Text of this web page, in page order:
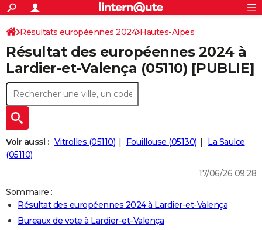
ACTUALITÉS
Politique
Société
Faits Divers
Education
Monde
Villes
+
SPORT
Coupe du monde 2026
Football
Tennis
Cyclisme
Rugby
Forum
CULTURE
Programme TV
TNT
Streaming
Cinéma
Sorties cinéma
Musique
+
FINANCE
Retraite
Impôts
Epargne
Immobilier
Risques naturels par ville
Banque
Assurance
Crédit
AUTO
Essais
Réserver un essai
Citadines
Berlines
SUV
Forum auto
+
HIGH-TECH
Mobiles
Meilleur smartphone
Internet
Ordinateurs
Jeux vidéo
Guide high-tech
+
BRICOLAGE
Guides de France
Escapades
Patrimoine
Expositions
Musées
Week-end nature
LIFESTYLE
Art de vivre
Bien-être
Loisirs
Mode
Modes de vie
S'inscrire
Connexion
Résultats européennes 2024 Hautes-Alpes
Résultat des européennes 2024 à
Lardier-et-Valença (05110) [PUBLIE]
Voir aussi : Vitrolles (05110) Fouillouse (05130)
La Saulce
(05110)
17/06/26 09:28
Sommaire :
Résultat des européennes 2024 à Lardier-et-Valença
Bureaux de vote à Lardier-et-Valença